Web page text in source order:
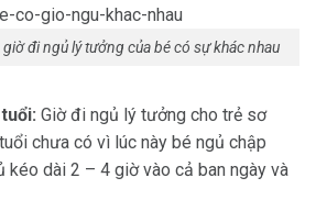
đi ngủ lý tưởng của bé có sự khác nhau
Giờ đi ngủ lý tưởng cho trẻ sơ
chưa có vì lúc này bé ngủ chập
kéo dài 2 – 4 giờ vào cả ban ngày và